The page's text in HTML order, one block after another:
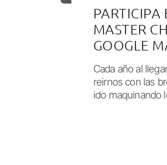
PARTICIPA
MASTER
GOOGLE
Cada año al
reirnos con las
ido maquinando